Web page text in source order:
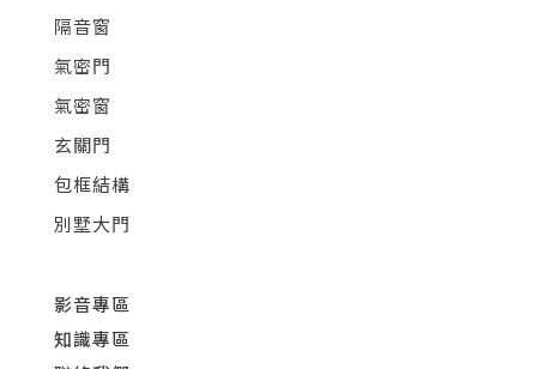
隔音窗
氣密門
氣密窗
玄關門
包框結構
別墅大門
影音專區
知識專區